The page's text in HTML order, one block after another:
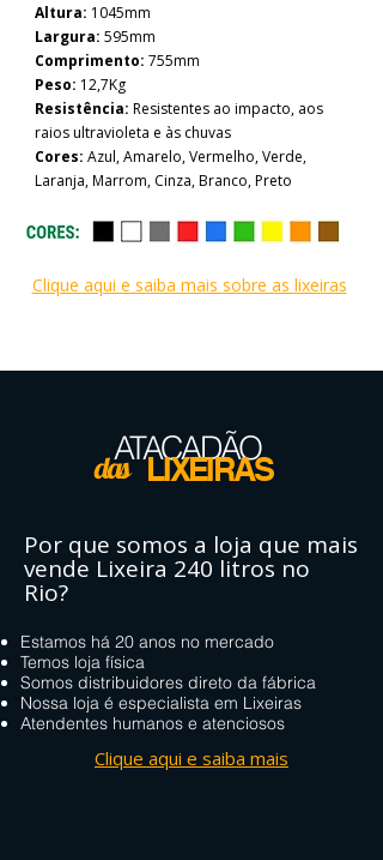
Altura: 1045mm
Largura: 595mm​
Comprimento: 755mm
Peso: 12,7Kg
Resistência: Resistentes ao impacto, aos
raios ultravioleta e às chuvas
Cores: Azul, Amarelo, Vermelho, Verde,
Laranja, Marrom, Cinza, Branco, Preto
Clique aqui e saiba mais sobre as lixeiras
dasATACADÃO
LIXEIRAS
Por que somos a loja que mais
vende Lixeira 240 litros no
Rio?
Estamos há 20 anos no mercado
Temos loja física
Somos distribuidores direto da fábrica
Nossa loja é especialista em Lixeiras
Atendentes humanos e atenciosos
Clique aqui e saiba mais